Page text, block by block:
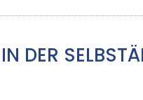
DER